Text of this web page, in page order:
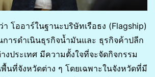
า โออาร์ในฐานะบริษัทเรือธง (Flagship)
ารดำเนินธุรกิจน้ำมันและ ธุรกิจค้าปลีก
งประเทศ มีความตั้งใจที่จะจัดกิจกรรม
นที่จังหวัดต่าง ๆ โดยเฉพาะในจังหวัดที่มี